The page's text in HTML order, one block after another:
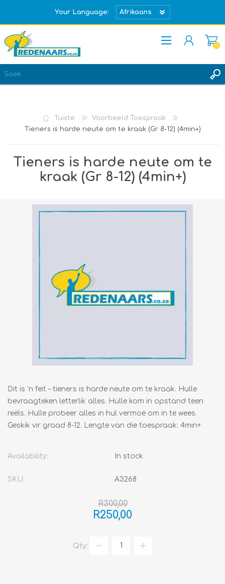
Your Language:
REGISTREER
(0)
Tuiste
Voorbeeld Toespraak
Tieners is harde neute om te kraak (Gr 8-12) (4min+)
Tieners is harde neute om te
kraak (Gr 8-12) (4min+)
Dit is ’n feit – tieners is harde neute om te kraak. Hulle
bevraagteken letterlik alles. Hulle kom in opstand teen
reëls. Hulle probeer alles in hul vermoë om in te wees.
Geskik vir graad 8-12. Lengte van die toespraak: 4min+
Availability: In stock
SKU: A3268
R300,00
R250,00
Qty: